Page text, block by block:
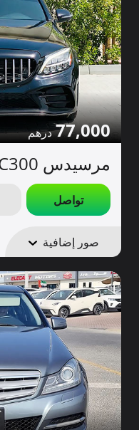
77,000
مرسيدس C300 للبيع
تواصل
صور إضافية